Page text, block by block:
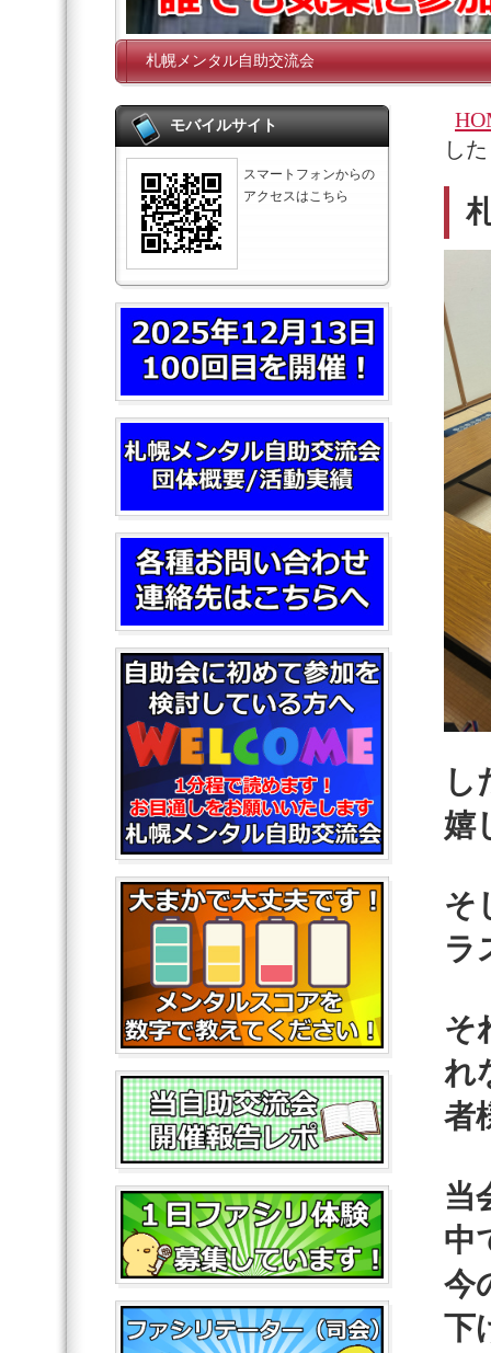
札幌メンタル自助交流会
し
し
嬉
そ
ラ
そ
れ
者
当
中
今
下
モバイルサイト
スマートフォンからの
アクセスはこちら